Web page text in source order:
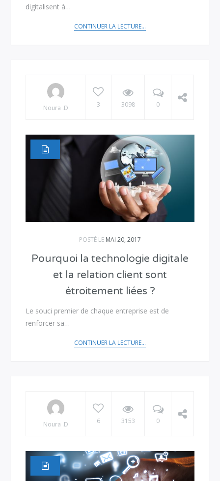
digitalisent à…
CONTINUER LA LECTURE...
Noura .D 3 3098 0
POSTÉ LE MAI 20, 2017
Pourquoi la technologie digitale
et la relation client sont
étroitement liées ?
Le souci premier de chaque entreprise est de
renforcer sa…
CONTINUER LA LECTURE...
Noura .D 6 3153 0